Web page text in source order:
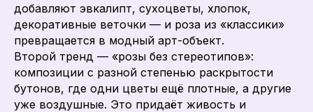
добавляют эвкалипт, сухоцветы, хлопок,
декоративные веточки — и роза из «классики»
превращается в модный арт-объект.
Второй тренд — «розы без стереотипов»:
композиции с разной степенью раскрытости
бутонов, где одни цветы ещё плотные, а другие
уже воздушные. Это придаёт живость и